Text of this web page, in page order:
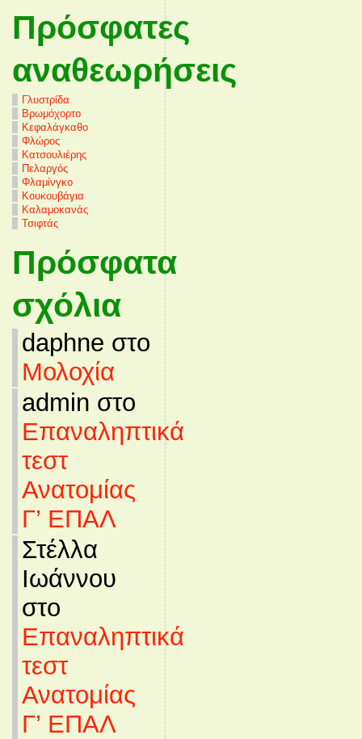
Πρόσφατες
αναθεωρήσεις
Γλυστρίδα
Βρωμόχορτο
Κεφαλάγκαθο
Φλώρος
Κατσουλιέρης
Πελαργός
Φλαμίνγκο
Κουκουβάγια
Καλαμοκανάς
Τσιφτάς
Πρόσφατα
σχόλια
daphne στο
Μολοχία
admin στο
Επαναληπτικά
τεστ
Ανατομίας
Γ’ ΕΠΑΛ
Στέλλα
Ιωάννου
στο
Επαναληπτικά
τεστ
Ανατομίας
Γ’ ΕΠΑΛ